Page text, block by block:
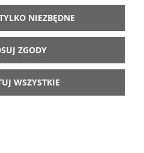
Z NAMI
NIEZBĘDNE
ZGODY
WSZYSTKIE